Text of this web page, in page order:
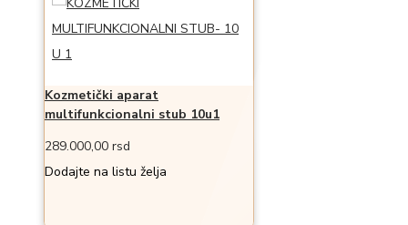
Kozmetički aparat
multifunkcionalni stub 10u1
289.000,00 rsd
Dodajte na listu želja